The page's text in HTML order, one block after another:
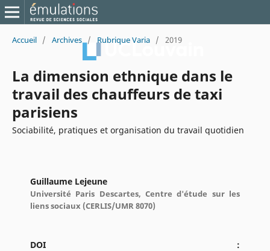
Accueil / Archives / Rubrique Varia / 2019
La dimension ethnique dans le
travail des chauffeurs de taxi
parisiens
Sociabilité, pratiques et organisation du travail quotidien
Guillaume Lejeune
Université Paris Descartes, Centre d'étude sur les
liens sociaux (CERLIS/UMR 8070)
DOI :